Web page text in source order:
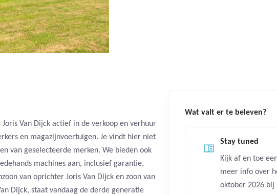
Wat valt er te beleven?
Stay tuned
Kijk af en toe
meer info over
oktober 2026 bij
Van Dijck actief in de verkoop en verhuur
en magazijnvoertuigen. Je vindt hier niet
van geselecteerde merken. We bieden ook
machines aan, inclusief garantie.
van oprichter Joris Van Dijck en zoon van
Dijck, staat vandaag de derde generatie